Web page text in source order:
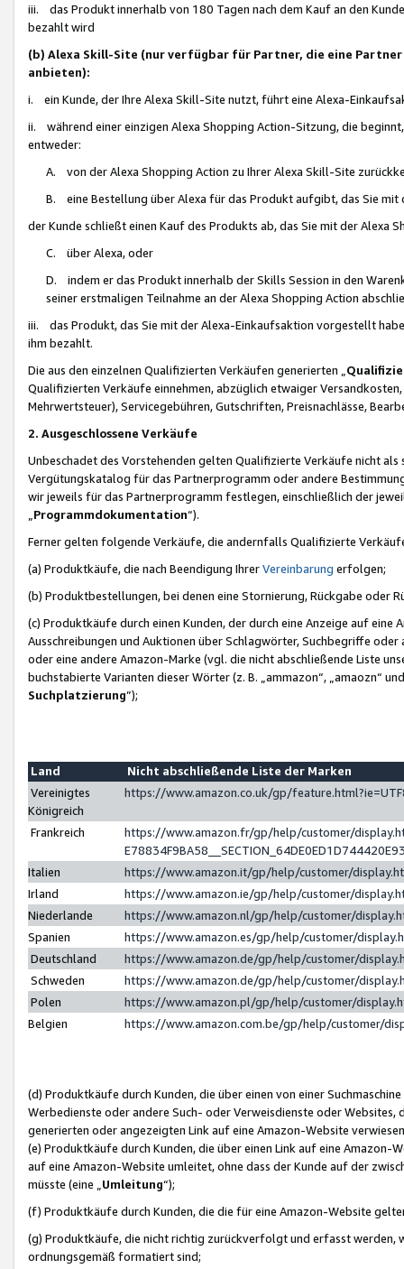
iii. das Produkt innerhalb von 180 Tagen nach dem Kauf an den
bezahlt wird
(b) Alexa Skill-Site (nur verfügbar für Partner, die eine
anbieten):
i. ein Kunde, der Ihre Alexa Skill-Site nutzt, führt eine Alexa-
ii. während einer einzigen Alexa Shopping Action-Sitzung, die
entweder:
A. von der Alexa Shopping Action zu Ihrer Alexa Skill-Site
B. eine Bestellung über Alexa für das Produkt aufgibt, das Sie mit
der Kunde schließt einen Kauf des Produkts ab, das Sie mit der Alexa
C. über Alexa, oder
D. indem er das Produkt innerhalb der Skills Session in den
seiner erstmaligen Teilnahme an der Alexa Shopping Action
iii. das Produkt, das Sie mit der Alexa-Einkaufsaktion vorgestellt
ihm bezahlt.
Die aus den einzelnen Qualifizierten Verkäufen generierten „
Qualifizierten Verkäufe einnehmen, abzüglich etwaiger
Mehrwertsteuer), Servicegebühren, Gutschriften, Preisnachlässe,
2. Ausgeschlossene Verkäufe
Unbeschadet des Vorstehenden gelten Qualifizierte Verkäufe nicht
Vergütungskatalog für das Partnerprogramm oder andere
wir jeweils für das Partnerprogramm festlegen, einschließlich der
Programmdokumentation“).
Ferner gelten folgende Verkäufe, die andernfalls Qualifizierte
(a) Produktkäufe, die nach Beendigung IhrerVereinbarung erfolgen;
(b) Produktbestellungen, bei denen eine Stornierung, Rückgabe oder
(c) Produktkäufe durch einen Kunden, der durch eine Anzeige auf
Ausschreibungen und Auktionen über Schlagwörter, Suchbegriffe
oder eine andere Amazon-Marke (vgl. die nicht abschließende Liste
buchstabierte Varianten dieser Wörter (z. B. „ammazon“, „amaozn“
Suchplatzierung”);
Land
Nicht abschließende Liste der Marken
Vereinigtes
Königreich
https://www.amazon.co.uk/gp/
Frankreich
https://www.amazon.fr/gp/help/customer/
Italien
https://www.amazon.it/gp/help/customer/
Irland
https://www.amazon.ie/gp/help/customer/
Niederlande
https://www.amazon.nl/gp/help/customer/
Spanien
https://www.amazon.es/gp/help/customer/
Deutschland
https://www.amazon.de/gp/help/customer/
Schweden
https://www.amazon.de/gp/help/customer/
Polen
https://www.amazon.pl/gp/help/customer/
Belgien
https://www.amazon.com.be/gp/help/customer/
(d) Produktkäufe durch Kunden, die über einen von einer
Werbedienste oder andere Such- oder Verweisdienste oder Websites,
generierten oder angezeigten Link auf eine Amazon-Website
(e) Produktkäufe durch Kunden, die über einen Link auf eine
auf eine Amazon-Website umleitet, ohne dass der Kunde auf der
müsste (eine „ Umleitung“);
(f) Produktkäufe durch Kunden, die die für eine Amazon-Website
(g) Produktkäufe, die nicht richtig zurückverfolgt und erfasst werden,
ordnungsgemäß formatiert sind;